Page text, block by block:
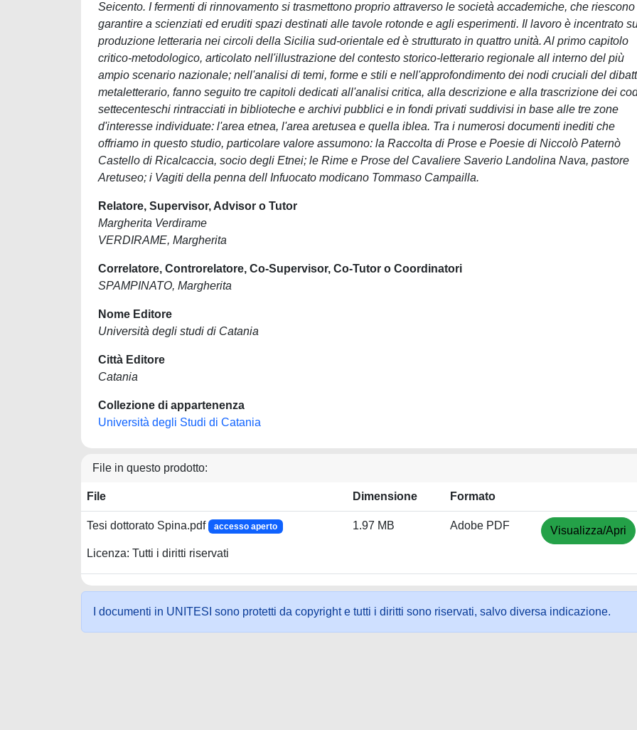
Seicento. I fermenti di rinnovamento si trasmettono proprio attraverso le società accademiche, che riescono
garantire a scienziati ed eruditi spazi destinati alle tavole rotonde e agli esperimenti. Il lavoro è incentrato
produzione letteraria nei circoli della Sicilia sud-orientale ed è strutturato in quattro unità. Al primo capitolo
critico-metodologico, articolato nell'illustrazione del contesto storico-letterario regionale all interno del più
ampio scenario nazionale; nell'analisi di temi, forme e stili e nell'approfondimento dei nodi cruciali del
metaletterario, fanno seguito tre capitoli dedicati all'analisi critica, alla descrizione e alla trascrizione dei
settecenteschi rintracciati in biblioteche e archivi pubblici e in fondi privati suddivisi in base alle tre zone
d'interesse individuate: l'area etnea, l'area aretusea e quella iblea. Tra i numerosi documenti inediti che
offriamo in questo studio, particolare valore assumono: la Raccolta di Prose e Poesie di Niccolò Paternò
Castello di Ricalcaccia, socio degli Etnei; le Rime e Prose del Cavaliere Saverio Landolina Nava, pastore
Aretuseo; i Vagiti della penna dell Infuocato modicano Tommaso Campailla.
Relatore, Supervisor, Advisor o Tutor
Margherita Verdirame
VERDIRAME, Margherita
Correlatore, Controrelatore, Co-Supervisor, Co-Tutor o Coordinatori
SPAMPINATO, Margherita
Nome Editore
Università degli studi di Catania
Città Editore
Catania
Collezione di appartenenza
Università degli Studi di Catania
File in questo prodotto:
File Dimensione Formato
Tesi dottorato Spina.pdf accesso aperto
Licenza: Tutti i diritti riservati
1.97 MB Adobe PDF Visualizza/Apri
I documenti in UNITESI sono protetti da copyright e tutti i diritti sono riservati, salvo diversa indicazione.